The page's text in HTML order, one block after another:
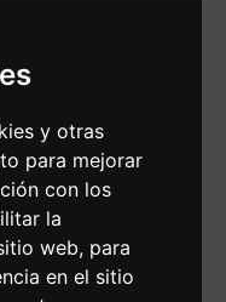
y otras
para mejorar
con los
la
web, para
en el sitio